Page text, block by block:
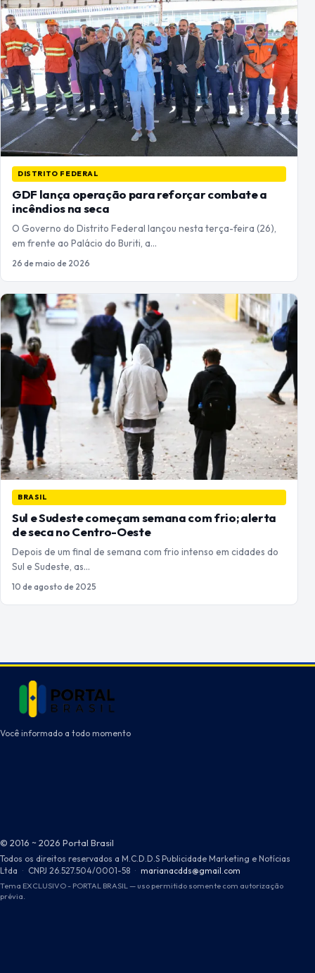
DISTRITO FEDERAL
GDF lança operação para reforçar combate a
incêndios na seca
O Governo do Distrito Federal lançou nesta terça-feira (26),
em frente ao Palácio do Buriti, a…
26 de maio de 2026
BRASIL
Sul e Sudeste começam semana com frio; alerta
de seca no Centro-Oeste
Depois de um final de semana com frio intenso em cidades do
Sul e Sudeste, as…
10 de agosto de 2025
Você informado a todo momento
© 2016 ~ 2026 Portal Brasil
Todos os direitos reservados a M.C.D.D.S Publicidade Marketing e Notícias
Ltda · CNPJ 26.527.504/0001-58 · marianacdds@gmail.com
Tema EXCLUSIVO - PORTAL BRASIL — uso permitido somente com autorização
prévia.